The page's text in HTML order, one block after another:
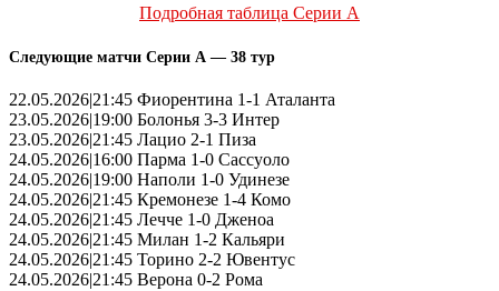
Подробная таблица Серии А
Следующие матчи Серии А — 38 тур
22.05.2026|21:45 Фиорентина 1-1 Аталанта
23.05.2026|19:00 Болонья 3-3 Интер
23.05.2026|21:45 Лацио 2-1 Пиза
24.05.2026|16:00 Парма 1-0 Сассуоло
24.05.2026|19:00 Наполи 1-0 Удинезе
24.05.2026|21:45 Кремонезе 1-4 Комо
24.05.2026|21:45 Лечче 1-0 Дженоа
24.05.2026|21:45 Милан 1-2 Кальяри
24.05.2026|21:45 Торино 2-2 Ювентус
24.05.2026|21:45 Верона 0-2 Рома